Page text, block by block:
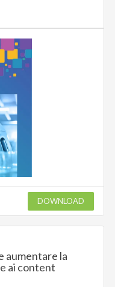
DOWNLOAD
aumentare la
ai content